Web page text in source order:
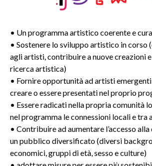
• Un programma artistico coerente e
• Sostenere lo sviluppo artistico in corso
agli artisti, contribuire a nuove creazioni
ricerca artistica)
• Fornire opportunità ad artisti
creare o essere presentati nel proprio
• Essere radicati nella propria comunità
nel programma le connessioni locali e
• Contribuire ad aumentare l’accesso
un pubblico diversificato (diversi
economici, gruppi di età, sesso e culture)